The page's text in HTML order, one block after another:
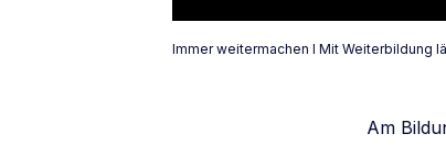
Immer weitermachen I Mit Weiterbildung
Am